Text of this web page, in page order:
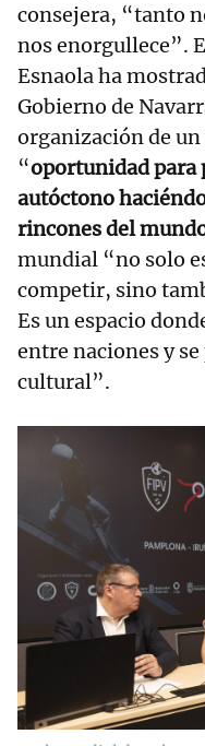
consejera, “tanto
nos enorgullece”.
Esnaola ha
Gobierno de
organización de
“oportunidad para
autóctono
rincones del
mundial “no solo
competir, sino
Es un espacio
entre naciones y
cultural”.